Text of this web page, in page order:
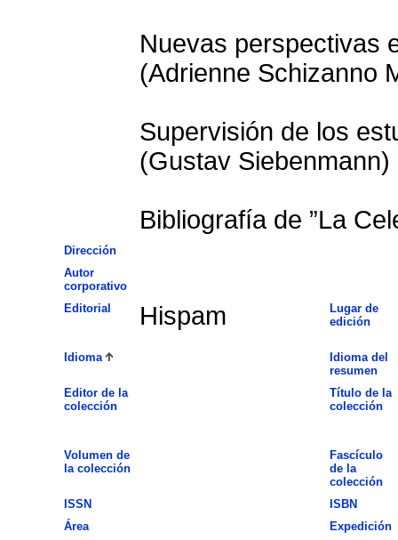
Nuevas perspectivas
(Adrienne Schizanno
Supervisión de los
(Gustav Siebenmann)
Bibliografía de ”La
Dirección
Autor
corporativo
Editorial
Hispam
Lugar de
edición
Idioma
Idioma del
resumen
Editor de la
colección
Título de la
colección
Volumen de
la colección
Fascículo
de la
colección
ISSN
ISBN
Área
Expedición